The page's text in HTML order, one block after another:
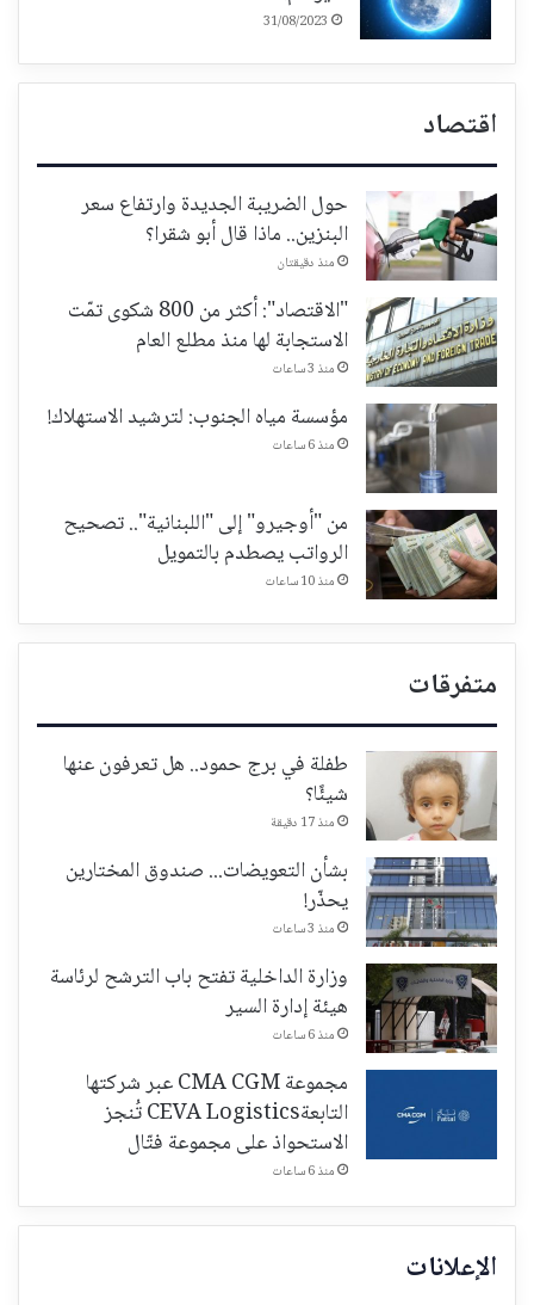
31/08/2023
اقتصاد
حول الضريبة الجديدة وارتفاع سعر
البنزين.. ماذا قال أبو شقرا؟
منذ دقيقتان
"الاقتصاد": أكثر من 800 شكوى تمّت
الاستجابة لها منذ مطلع العام
منذ 3 ساعات
مؤسسة مياه الجنوب: لترشيد الاستهلاك!
منذ 6 ساعات
من "أوجيرو" إلى "اللبنانية".. تصحيح
الرواتب يصطدم بالتمويل
منذ 10 ساعات
متفرقات
طفلة في برج حمود.. هل تعرفون عنها
شيئًا؟
منذ 17 دقيقة
بشأن التعويضات... صندوق المختارين
يحذّر!
منذ 3 ساعات
وزارة الداخلية تفتح باب الترشح لرئاسة
هيئة إدارة السير
منذ 6 ساعات
مجموعة CMA CGM عبر شركتها
التابعةCEVA Logistics تُنجز
الاستحواذ على مجموعة فتّال
منذ 6 ساعات
الإعلانات